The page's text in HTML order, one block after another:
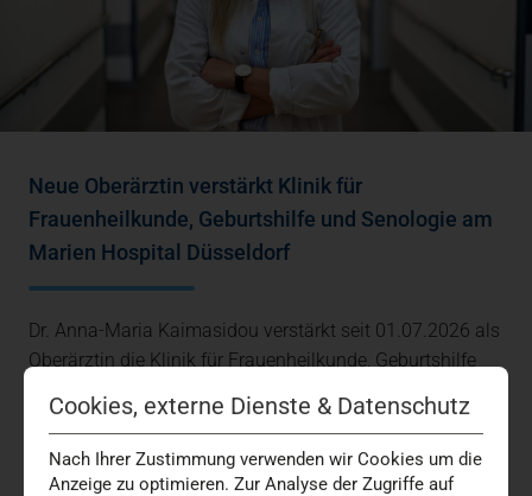
Neue Oberärztin verstärkt Klinik für
Frauenheilkunde, Geburtshilfe und Senologie am
Marien Hospital Düsseldorf
Dr. Anna-Maria Kaimasidou verstärkt seit 01.07.2026 als
Oberärztin die Klinik für Frauenheilkunde, Geburtshilfe
Cookies, externe Dienste & Datenschutz
Nach Ihrer Zustimmung verwenden wir Cookies um die
Anzeige zu optimieren. Zur Analyse der Zugriffe auf